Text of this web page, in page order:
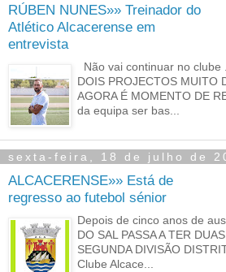
RÚBEN NUNES»» Treinador do
Atlético Alcacerense em
entrevista
Não vai continuar no
DOIS PROJECTOS MUITO
AGORA É MOMENTO DE
da equipa ser bas...
sexta-feira, 18 de julho de
ALCACERENSE»» Está de
regresso ao futebol sénior
Depois de cinco anos de
DO SAL PASSA A TER
SEGUNDA DIVISÃO
Clube Alcace...